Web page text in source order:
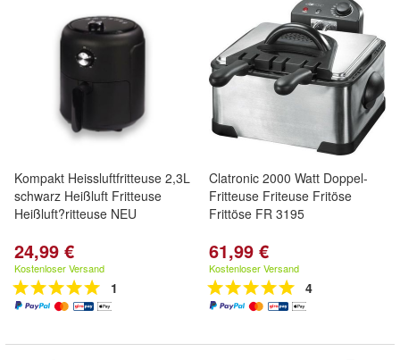
Kompakt Heissluftfritteuse 2,3L
schwarz Heißluft Fritteuse
Heißluft?ritteuse NEU
24,99 €
Kostenloser Versand
1
Clatronic 2000 Watt Doppel-
Fritteuse Friteuse Fritöse
Frittöse FR 3195
61,99 €
Kostenloser Versand
4